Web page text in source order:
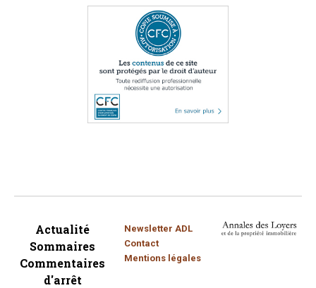
Actualité
Sommaires
Commentaires
d'arrêt
Newsletter ADL
Contact
Mentions légales